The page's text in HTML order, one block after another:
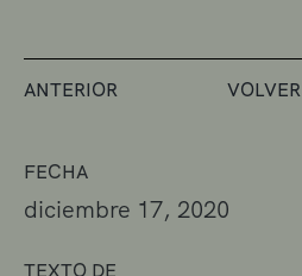
FECHA
diciembre 17, 2020
TEXTO DE
ANTERIOR VOLVER